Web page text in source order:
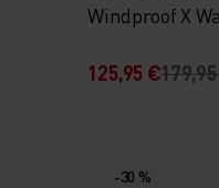
Windproof X
125,95 €
-30 %